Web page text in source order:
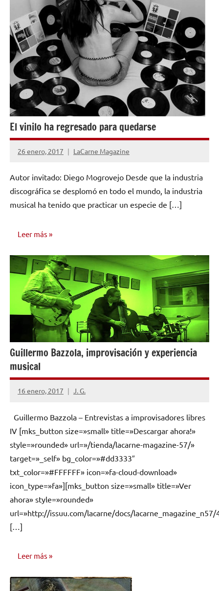
El vinilo ha regresado para quedarse
26 enero, 2017 LaCarne Magazine
No
comentarios
Autor invitado: Diego Mogrovejo Desde que la industria
discográfica se desplomó en todo el mundo, la industria
musical ha tenido que practicar un especie de […]
Leer más
NOTICIAS
Guillermo Bazzola, improvisación y experiencia
musical
16 enero, 2017 J. G.
No
comentarios
Guillermo Bazzola – Entrevistas a improvisadores libres
IV [mks_button size=»small» title=»Descargar ahora!»
style=»rounded» url=»/tienda/lacarne-magazine-57/»
target=»_self» bg_color=»#dd3333″
txt_color=»#FFFFFF» icon=»fa-cloud-download»
icon_type=»fa»][mks_button size=»small» title=»Ver
ahora» style=»rounded»
url=»http://issuu.com/lacarne/docs/lacarne_magazine_n57/
[…]
Leer más
ENTREVISTAS